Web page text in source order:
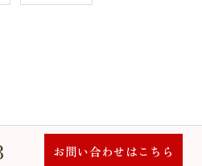
お問い合わせはこちら